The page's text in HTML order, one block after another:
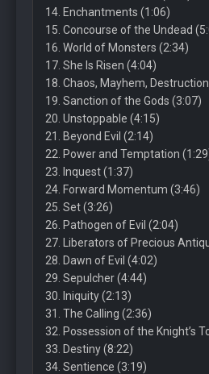
14. Enchantments (1:06)
15. Concourse of the Undead
16. World of Monsters (2:34)
17. She Is Risen (4:04)
18. Chaos, Mayhem,
19. Sanction of the Gods (3:07)
20. Unstoppable (4:15)
21. Beyond Evil (2:14)
22. Power and Temptation
23. Inquest (1:37)
24. Forward Momentum (3:46)
25. Set (3:26)
26. Pathogen of Evil (2:04)
27. Liberators of Precious
28. Dawn of Evil (4:02)
29. Sepulcher (4:44)
30. Iniquity (2:13)
31. The Calling (2:36)
32. Possession of the Knight’s
33. Destiny (8:22)
34. Sentience (3:19)